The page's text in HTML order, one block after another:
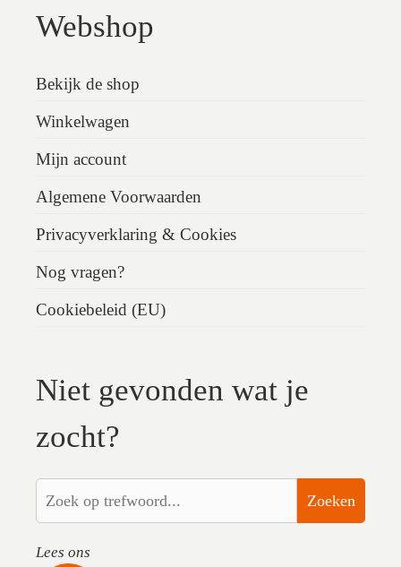
Webshop
Bekijk de shop
Winkelwagen
Mijn account
Algemene Voorwaarden
Privacyverklaring & Cookies
Nog vragen?
Cookiebeleid (EU)
Niet gevonden wat je
zocht?
Zoeken
Lees ons